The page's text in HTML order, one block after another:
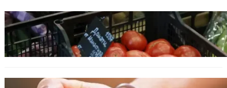
ИКОНОМИКА
Пазарът се раздвижи: зеленчуци и основни
храни сменят цените си
ОБЩЕСТВО